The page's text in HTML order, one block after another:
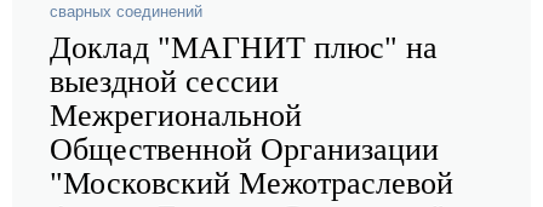
сварных соединений
Доклад "МАГНИТ плюс" на
выездной сессии
Межрегиональной
Общественной Организации
"Московский Межотраслевой